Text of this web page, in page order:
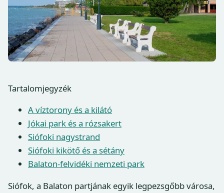
Tartalomjegyzék
A víztorony és a kilátó
Jókai park és a rózsakert
Siófoki nagystrand
Siófoki kikötő és a sétány
Balaton-felvidéki nemzeti park
Siófok, a Balaton partjának egyik legpezsgőbb városa,